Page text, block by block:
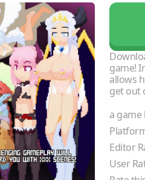
game!
allows
get out
a game
Editor
User